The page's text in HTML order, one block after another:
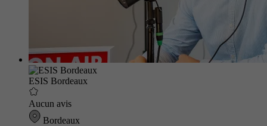
ESIS Bordeaux
Aucun avis
Bordeaux